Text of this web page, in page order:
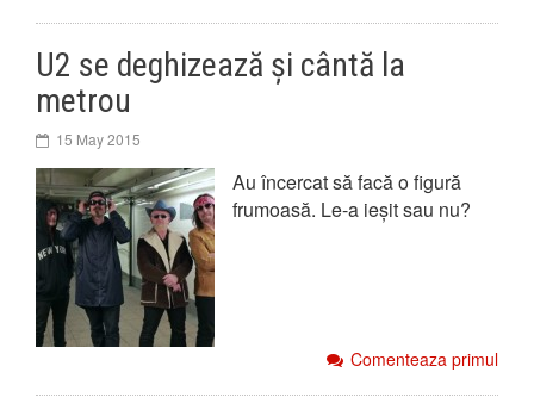
U2 se deghizează și cântă la
metrou
15 May 2015
Au încercat să facă o figură
frumoasă. Le-a ieșit sau nu?
Comenteaza primul